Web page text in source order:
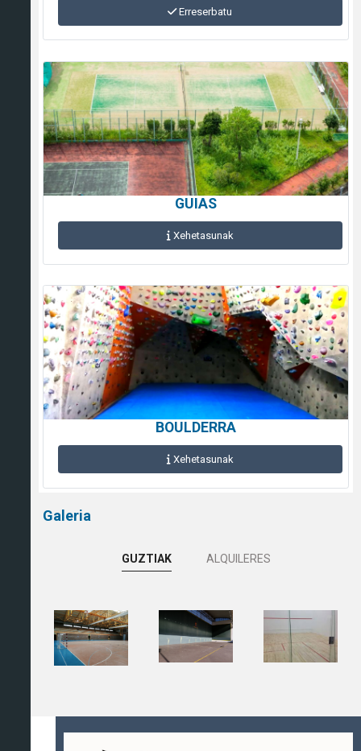
Erreserbatu
GUIAS
Xehetasunak
BOULDERRA
Xehetasunak
Galeria
GUZTIAK ALQUILERES